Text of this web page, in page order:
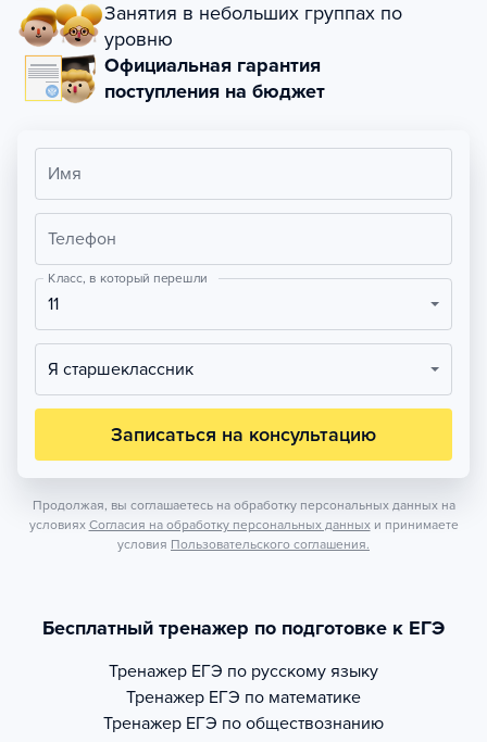
Занятия в небольших группах по
уровню
Официальная гарантия
поступления на бюджет
Имя
Телефон
Класс, в который перешли
11
Я старшеклассник
Записаться на консультацию
Продолжая, вы соглашаетесь на обработку персональных данных на
условиях Согласия на обработку персональных данных и принимаете
условия Пользовательского соглашения.
Бесплатный тренажер по подготовке к ЕГЭ
Тренажер ЕГЭ по русскому языку
Тренажер ЕГЭ по математике
Тренажер ЕГЭ по обществознанию